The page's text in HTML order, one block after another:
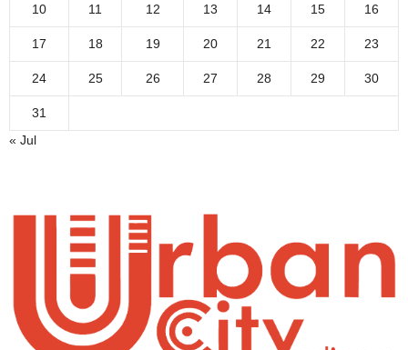
10 11 12 13 14 15 16
17 18 19 20 21 22 23
24 25 26 27 28 29 30
31
« Jul